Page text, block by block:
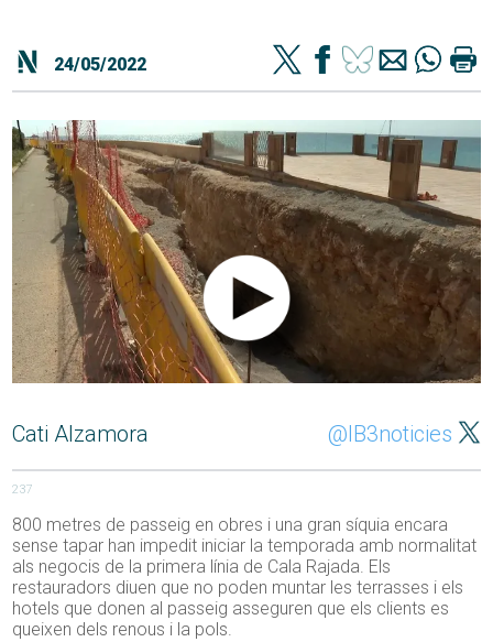
24/05/2022
Cati Alzamora @IB3noticies
237
800 metres de passeig en obres i una gran síquia encara
sense tapar han impedit iniciar la temporada amb normalitat
als negocis de la primera línia de Cala Rajada. Els
restauradors diuen que no poden muntar les terrasses i els
hotels que donen al passeig asseguren que els clients es
queixen dels renous i la pols.